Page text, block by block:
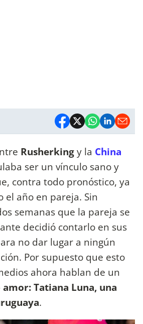
Rusherkingy la China
ser un vínculo sano y
contra todo pronóstico, ya
el año en pareja. Sin
semanas que la pareja se
decidió contarlo en sus
no dar lugar a ningún
Por supuesto que esto
ahora hablan de un
Tatiana Luna, una
.